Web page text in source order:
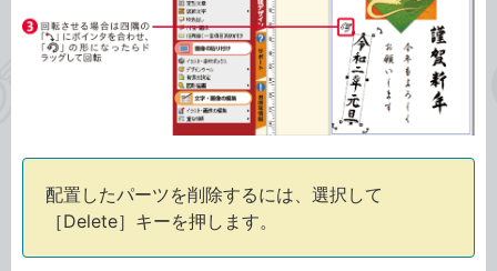
配置したパーツを削除するには、選択して
［Delete］キーを押します。